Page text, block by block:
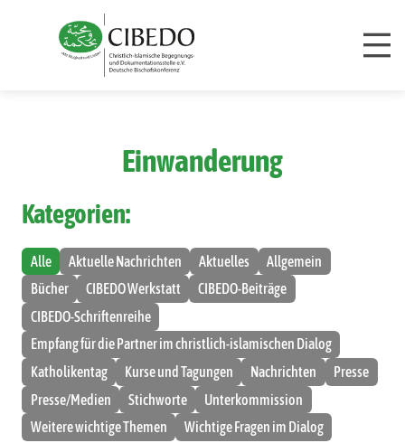
Einwanderung
Kategorien:
Alle Aktuelle Nachrichten Aktuelles
Allgemein
Bücher
CIBEDO Werkstatt
CIBEDO-Beiträge
CIBEDO-Schriftenreihe
Empfang für die Partner im christlich-islamischen Dialog
Katholikentag
Kurse und Tagungen Nachrichten
Presse
Presse/Medien
Stichworte
Unterkommission
Weitere wichtige Themen
Wichtige Fragen im Dialog